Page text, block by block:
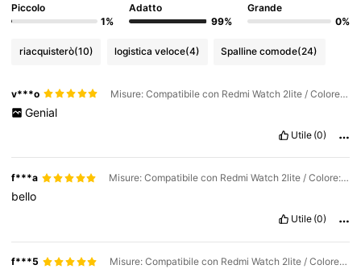
Piccolo
1%
Adatto
99%
Grande
0%
riacquisterò(10) logistica veloce(4) Spalline comode(24)
v***o Misure: Compatibile con Redmi Watch 2lite / Colore: nero
Genial
Utile (0)
f***a Misure: Compatibile con Redmi Watch 2lite / Colore: Rosa
bello
Utile (0)
f***5 Misure: Compatibile con Redmi Watch 2lite / Colore: nero